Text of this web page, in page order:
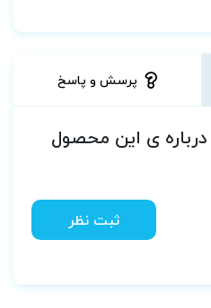
پرسش و پاسخ
ی این محصول
ثبت نظر